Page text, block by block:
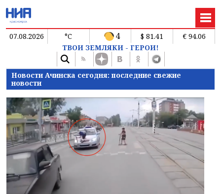
07.08.2026 °C 4 $ 81.41
€ 94.06
ТВОИ ЗЕМЛЯКИ - ГЕРОИ!
Новости Ачинска сегодня: последние свежие
новости